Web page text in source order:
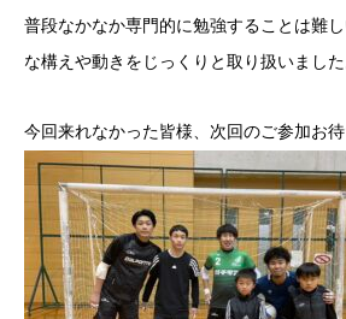
普段なかなか専門的に勉強することは難
な構えや動きをじっくりと取り扱いました
今回来れなかった皆様、次回のご参加お